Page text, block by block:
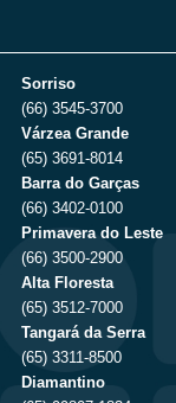
Sorriso
(66) 3545-3700
Várzea Grande
(65) 3691-8014
Barra do Garças
(66) 3402-0100
Primavera do Leste
(66) 3500-2900
Alta Floresta
(65) 3512-7000
Tangará da Serra
(65) 3311-8500
Diamantino